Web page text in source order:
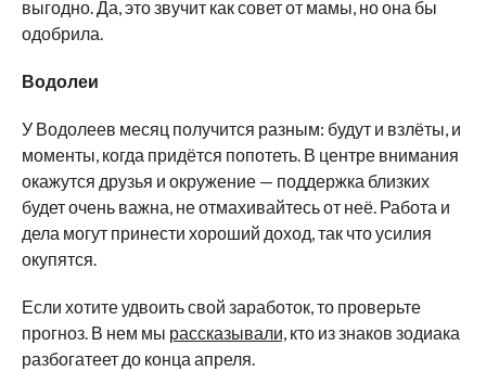
выгодно. Да, это звучит как совет от мамы, но она бы
одобрила.
Водолеи
У Водолеев месяц получится разным: будут и взлёты, и
моменты, когда придётся попотеть. В центре внимания
окажутся друзья и окружение — поддержка близких
будет очень важна, не отмахивайтесь от неё. Работа и
дела могут принести хороший доход, так что усилия
окупятся.
Если хотите удвоить свой заработок, то проверьте
прогноз. В нем мы рассказывали,кто из знаков зодиака
разбогатеет до конца апреля.